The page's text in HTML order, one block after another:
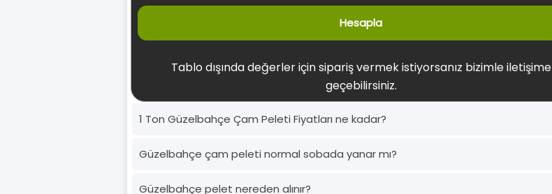
Hesapla
Tablo dışında değerler için sipariş vermek istiyorsanız bizimle iletişime
geçebilirsiniz.
1 Ton Güzelbahçe Çam Peleti Fiyatları ne kadar?
Güzelbahçe çam peleti normal sobada yanar mı?
Güzelbahçe pelet nereden alınır?